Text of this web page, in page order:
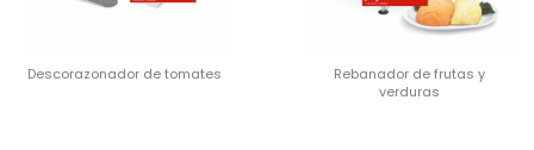
Descorazonador de tomates
Rebanador de frutas y
verduras